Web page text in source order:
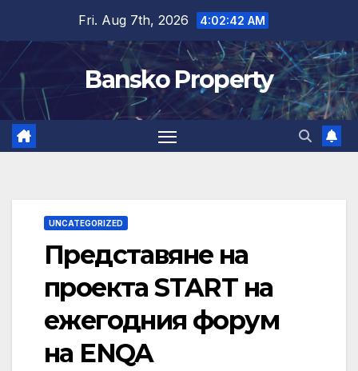
content
Fri. Aug 7th, 2026 4:02:43 AM
Bansko Property
UNCATEGORIZED
Представяне на
проекта START на
ежегодния форум
на ENQA